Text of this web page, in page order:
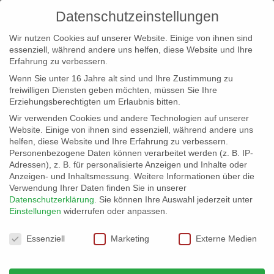
info@erfolgreich-events.de
+4940 46 777 230
Datenschutzeinstellungen
Wir nutzen Cookies auf unserer Website. Einige von ihnen sind
essenziell, während andere uns helfen, diese Website und Ihre
Erfahrung zu verbessern.
Wenn Sie unter 16 Jahre alt sind und Ihre Zustimmung zu
freiwilligen Diensten geben möchten, müssen Sie Ihre
Erziehungsberechtigten um Erlaubnis bitten.
Wir verwenden Cookies und andere Technologien auf unserer
Website. Einige von ihnen sind essenziell, während andere uns
helfen, diese Website und Ihre Erfahrung zu verbessern.
Personenbezogene Daten können verarbeitet werden (z. B. IP-
Adressen), z. B. für personalisierte Anzeigen und Inhalte oder
Anzeigen- und Inhaltsmessung. Weitere Informationen über die
Verwendung Ihrer Daten finden Sie in unserer
Datenschutzerklärung
Sie können Ihre Auswahl jederzeit unter
Einstellungen widerrufen oder anpassen.
Datenschutzeinstellungen
Essenziell Marketing Externe Medien